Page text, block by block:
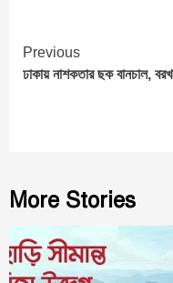
Continue
Reading
Previous
ঢাকায় নাশকতার ছক বানচাল,
More Stories